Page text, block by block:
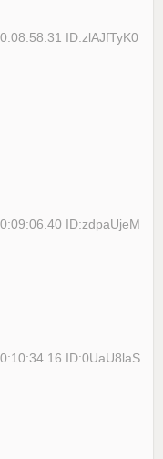
ID:zlAJfTyK0
ID:zdpaUjeM
ID:0UaU8laS